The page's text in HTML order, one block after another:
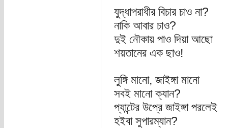
যুদ্ধাপরাধীর বিচার চাও না?
নাকি আবার চাও?
দুই নৌকায় পাও দিয়া আছো
শয়তানের এক ছাও!
লুঙ্গি মানো, জাইঙ্গা মানো
সবই মানো ক্যান?
প্যান্টের উপ্রে জাইঙ্গা পরলেই
হইবা সুপারম্যান?